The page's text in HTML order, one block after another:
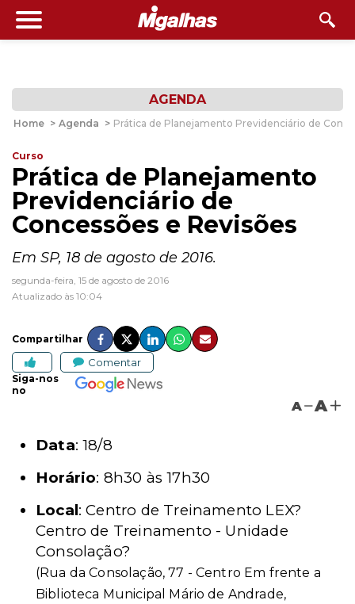
AGENDA
Home > Agenda > Prática de Planejamento Previdenciário de
Curso
Prática de Planejamento
Previdenciário de
Concessões e Revisões
Em SP, 18 de agosto de 2016.
segunda-feira, 15 de agosto de 2016
Atualizado às 10:04
Compartilhar
Comentar
Siga-nos
no
A A
Data: 18/8
Horário: 8h30 às 17h30
Local: Centro de Treinamento LEX?
Centro de Treinamento - Unidade
Consolação?
(Rua da Consolação, 77 - Centro Em frente a
Biblioteca Municipal Mário de Andrade,